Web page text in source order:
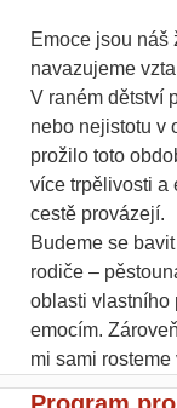
Emoce jsou náš
navazujeme
V raném dětství
nebo nejistotu v
prožilo toto
více trpělivosti a
cestě provázejí.
Budeme se
rodiče –
oblasti vlastního
emocím.
mi sami rosteme